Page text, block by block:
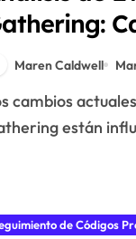
Maren Caldwell
están
de Códigos